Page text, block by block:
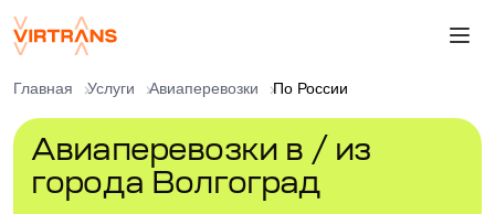
Главная Услуги Авиаперевозки По России
Авиаперевозки в / из
города Волгоград